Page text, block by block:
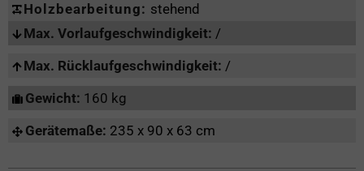
Holzbearbeitung: stehend
Max. Vorlaufgeschwindigkeit: /
Max. Rücklaufgeschwindigkeit: /
Gewicht: 160 kg
Gerätemaße: 235 x 90 x 63 cm